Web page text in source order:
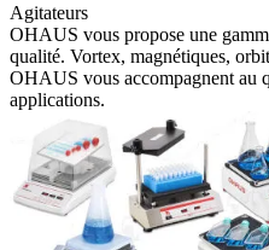
Agitateurs
OHAUS vous propose une
qualité. Vortex, magnétiques,
OHAUS vous accompagnent au
applications.